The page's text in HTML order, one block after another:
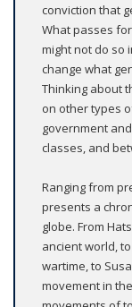
conviction that
What passes
might not do so
change what
Thinking about
on other types
government
classes, and
Ranging from
presents a
globe. From
ancient world,
wartime, to
movement in